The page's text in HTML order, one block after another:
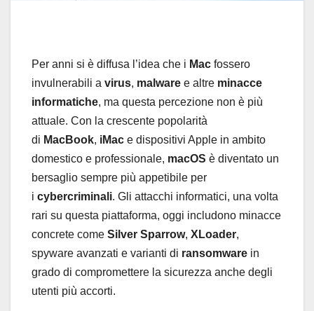
Per anni si è diffusa l’idea che i Mac fossero
invulnerabili a virus, malware e altre minacce
informatiche, ma questa percezione non è più
attuale. Con la crescente popolarità
di MacBook, iMac e dispositivi Apple in ambito
domestico e professionale, macOS è diventato un
bersaglio sempre più appetibile per
i cybercriminali. Gli attacchi informatici, una volta
rari su questa piattaforma, oggi includono minacce
concrete come Silver Sparrow, XLoader,
spyware avanzati e varianti di ransomware in
grado di compromettere la sicurezza anche degli
utenti più accorti.